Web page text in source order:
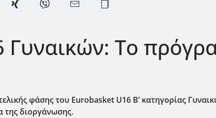
Γυναικών: Το
φάσης του Eurobasket U16 Β’ κατηγορίας
της διοργάνωσης.